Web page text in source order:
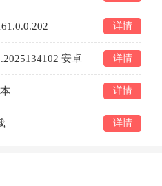
详情
安卓
详情
详情
详情